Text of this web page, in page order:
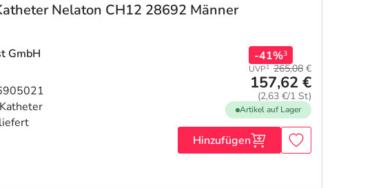
Nelaton CH12 28692 Männer
GmbH
UVP1 265,08 €
157,62 €
(2,63 €/1 St)
-41%3
Artikel auf Lager
Hinzufügen